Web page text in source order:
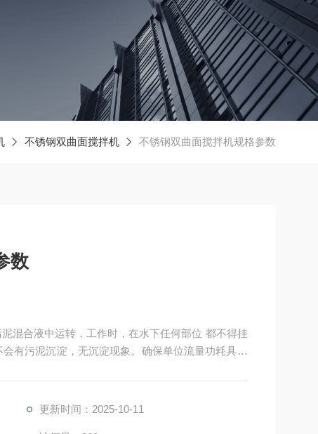
不锈钢双曲面搅拌机 不锈钢双曲面搅拌机规格参数
数
混合液中运转，工作时，在水下任何部位 都不得挂
有污泥沉淀，无沉淀现象。确保单位流量功耗具有
更新时间：2025-10-11